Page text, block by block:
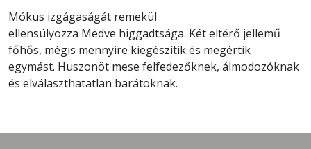
Mókus izgágaságát remekül
ellensúlyozza Medve higgadtsága. Két eltérő jellemű
főhős, mégis mennyire kiegészítik és megértik
egymást. Huszonöt mese felfedezőknek, álmodozóknak
és elválaszthatatlan barátoknak.